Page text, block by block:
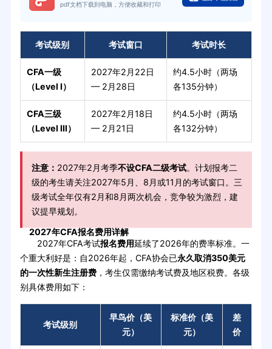
pdf文档下载到电脑，方便收藏和打印
考试级别 考试窗口 考试时长
CFA一级
（Level I）
2027年2月22日
— 2月28日
约4.5小时（两场
各135分钟）
CFA三级
（Level III）
2027年2月18日
— 2月21日
约4.5小时（两场
各132分钟）
注意： 2027年2月考季不设CFA二级考试。计划报考二
级的考生请关注2027年5月、8月或11月的考试窗口。三
级考试全年仅有2月和8月两次机会，竞争较为激烈，建
议提早规划。
2027年CFA报名费用详解
2027年CFA考试报名费用延续了2026年的费率标准。一
个重大利好是：自2026年起，CFA协会已永久取消350美元
的一次性新生注册费，考生仅需缴纳考试费及地区税费。各级
别具体费用如下：
考试级别
早鸟价（美
元）
标准价（美
元）
差
价